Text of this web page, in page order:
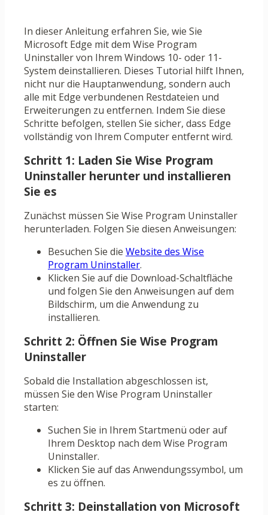
In dieser Anleitung erfahren Sie, wie Sie
Microsoft Edge mit dem Wise Program
Uninstaller von Ihrem Windows 10- oder 11-
System deinstallieren. Dieses Tutorial hilft Ihnen,
nicht nur die Hauptanwendung, sondern auch
alle mit Edge verbundenen Restdateien und
Erweiterungen zu entfernen. Indem Sie diese
Schritte befolgen, stellen Sie sicher, dass Edge
vollständig von Ihrem Computer entfernt wird.
Schritt 1: Laden Sie Wise Program
Uninstaller herunter und installieren
Sie es
Zunächst müssen Sie Wise Program Uninstaller
herunterladen. Folgen Sie diesen Anweisungen:
Besuchen Sie die Website des Wise
Program Uninstaller.
Klicken Sie auf die Download-Schaltfläche
und folgen Sie den Anweisungen auf dem
Bildschirm, um die Anwendung zu
installieren.
Schritt 2: Öffnen Sie Wise Program
Uninstaller
Sobald die Installation abgeschlossen ist,
müssen Sie den Wise Program Uninstaller
starten:
Suchen Sie in Ihrem Startmenü oder auf
Ihrem Desktop nach dem Wise Program
Uninstaller.
Klicken Sie auf das Anwendungssymbol, um
es zu öffnen.
Schritt 3: Deinstallation von Microsoft